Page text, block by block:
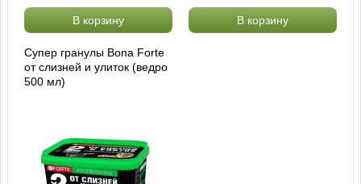
В корзину В корзину
Супер гранулы Bona Forte
от слизней и улиток (ведро
500 мл)